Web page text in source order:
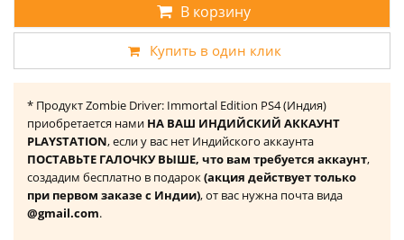
В корзину
Купить в один клик
* Продукт Zombie Driver: Immortal Edition PS4 (Индия)
приобретается нами НА ВАШ ИНДИЙСКИЙ АККАУНТ
PLAYSTATION, если у вас нет Индийского аккаунта
ПОСТАВЬТЕ ГАЛОЧКУ ВЫШЕ, что вам требуется аккаунт,
создадим бесплатно в подарок(акция действует только
при первом заказе с Индии), от вас нужна почта вида
@gmail.com.